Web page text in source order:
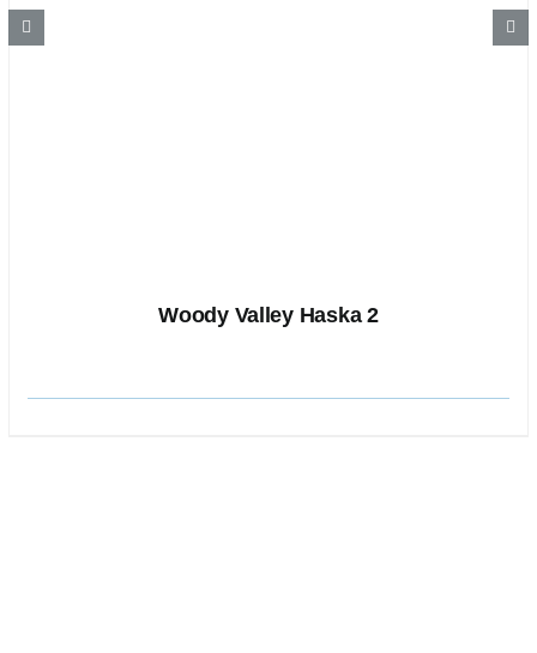
Woody Valley Haska 2